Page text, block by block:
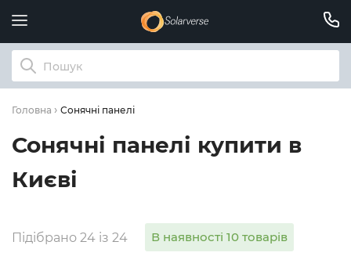
Головна Сонячні панелі
Сонячні панелі купити в
Києві
Підібрано 24 із 24 В наявності 10 товарів